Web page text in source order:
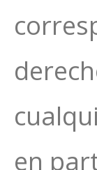
en